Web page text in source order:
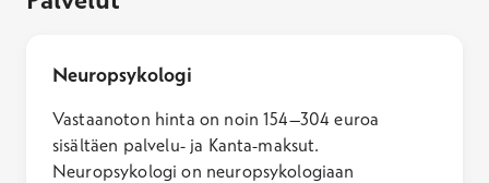
Neuropsykologi
Vastaanoton hinta on noin 154–304 euroa
sisältäen palvelu- ja Kanta-maksut.
Neuropsykologi on neuropsykologiaan